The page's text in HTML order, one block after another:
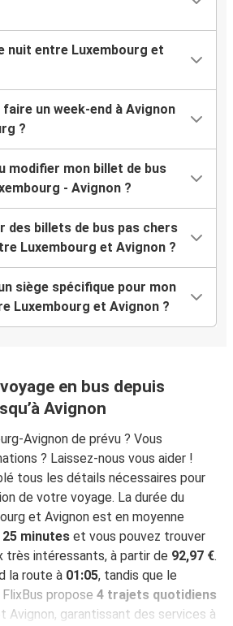
nuit entre Luxembourg et
un week-end à Avignon
?
modifier mon billet de bus
- Avignon ?
des billets de bus pas chers
Luxembourg et Avignon ?
siège spécifique pour mon
Luxembourg et Avignon ?
en bus depuis
Avignon
Avignon de prévu ? Vous
? Laissez-nous vous aider !
tous les détails nécessaires pour
de votre voyage. La durée du
et Avignon est en moyenne
minutes et vous pouvez trouver
très intéressants, à partir de 92,97 €.
la route à 01:05, tandis que le
FlixBus propose 4 trajets quotidiens
Avignon, garantissant des services à